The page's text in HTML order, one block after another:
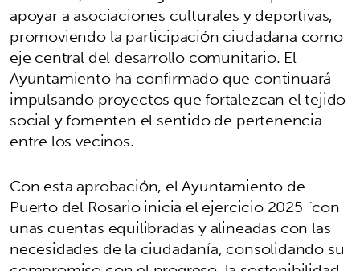
apoyar a asociaciones culturales y deportivas,
promoviendo la participación ciudadana como
eje central del desarrollo comunitario. El
Ayuntamiento ha confirmado que continuará
impulsando proyectos que fortalezcan el tejido
social y fomenten el sentido de pertenencia
entre los vecinos.
Con esta aprobación, el Ayuntamiento de
Puerto del Rosario inicia el ejercicio 2025 “con
unas cuentas equilibradas y alineadas con las
necesidades de la ciudadanía, consolidando su